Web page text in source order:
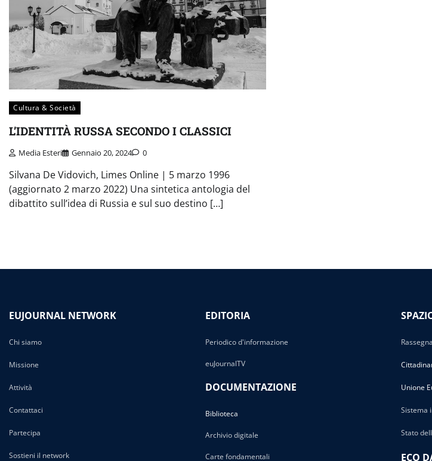
Cultura & Società
L’IDENTITÀ RUSSA SECONDO I CLASSICI
Media Esteri Gennaio 20, 2024 0
Silvana De Vidovich, Limes Online | 5 marzo 1996
(aggiornato 2 marzo 2022) Una sintetica antologia del
dibattito sull’idea di Russia e sul suo destino […]
EUJOURNAL NETWORK
Chi siamo
Missione
Attività
Contattaci
Partecipa
Sostieni il network
EDITORIA
Periodico d'informazione
euJournalTV
DOCUMENTAZIONE
Biblioteca
Archivio digitale
Carte fondamentali
Unione
Sistema
Stato
ECO